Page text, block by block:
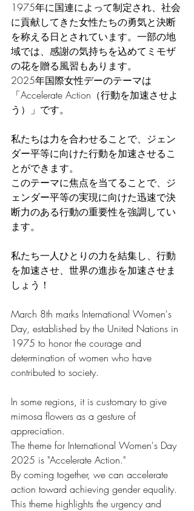
1975年に国連によって制定され、社会
に貢献してきた女性たちの勇気と決断
を称える日とされています。一部の地
域では、感謝の気持ちを込めてミモザ
の花を贈る風習もあります。
2025年国際女性デーのテーマは
「Accelerate Action（行動を加速させよ
う）」です。
私たちは力を合わせることで、ジェン
ダー平等に向けた行動を加速させるこ
とができます。
このテーマに焦点を当てることで、ジ
ェンダー平等の実現に向けた迅速で決
断力のある行動の重要性を強調してい
ます。
私たち一人ひとりの力を結集し、行動
を加速させ、世界の進歩を加速させま
しょう！
March 8th marks International Women's
Day, established by the United Nations in
1975 to honor the courage and
determination of women who have
contributed to society.
In some regions, it is customary to give
mimosa flowers as a gesture of
appreciation.
The theme for International Women's Day
2025 is "Accelerate Action."
By coming together, we can accelerate
action toward achieving gender equality.
This theme highlights the urgency and